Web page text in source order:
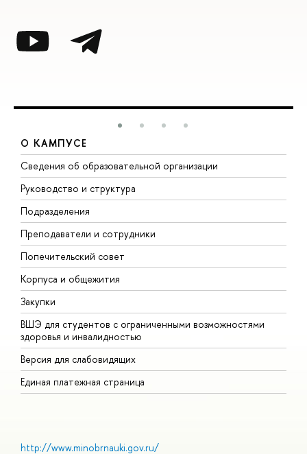
О КАМПУСЕ
Сведения об образовательной организации
Руководство и структура
Подразделения
Преподаватели и сотрудники
Попечительский совет
Корпуса и общежития
Закупки
ВШЭ для студентов с ограниченными возможностями
здоровья и инвалидностью
Версия для слабовидящих
Единая платежная страница
http://www.minobrnauki.gov.ru/